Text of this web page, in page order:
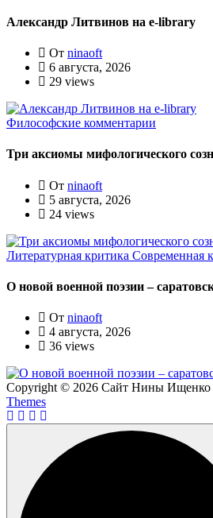
Александр Литвинов на e-library
От ninaoft
6 августа, 2026
29 views
Философские комментарии
Три аксиомы мифологического
От ninaoft
5 августа, 2026
24 views
Литературная критика Современная
О новой военной поэзии –
От ninaoft
4 августа, 2026
36 views
Copyright © 2026 Сайт Нины Ищенко
Themes